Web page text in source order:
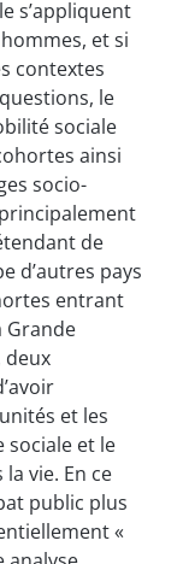
s’appliquent
et si
contextes
le
sociale
ainsi
socio-
de
d’autres pays
entrant
Grande
deux
et les
sociale et le
vie. En ce
public plus
«